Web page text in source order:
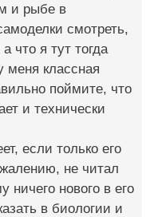
и рыбе в
смотреть,
что я тут тогда
меня классная
поймите, что
и технически
если только его
не читал
ничего нового в его
в биологии и